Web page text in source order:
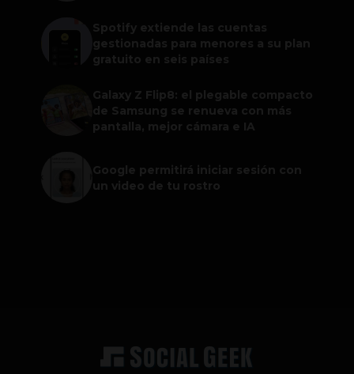
Spotify extiende las cuentas
gestionadas para menores a su plan
gratuito en seis países
Galaxy Z Flip8: el plegable compacto
de Samsung se renueva con más
pantalla, mejor cámara e IA
Google permitirá iniciar sesión con
un video de tu rostro